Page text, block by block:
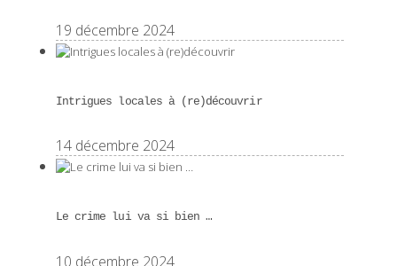
19 décembre 2024
Intrigues locales à (re)découvrir
14 décembre 2024
Le crime lui va si bien …
10 décembre 2024